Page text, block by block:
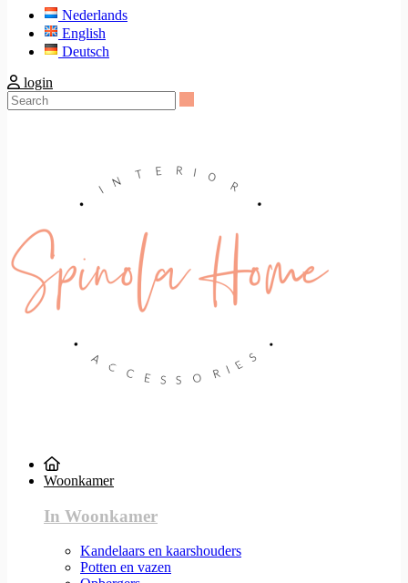
Nederlands
English
Deutsch
login
Woonkamer
In Woonkamer
Kandelaars en kaarshouders
Potten en vazen